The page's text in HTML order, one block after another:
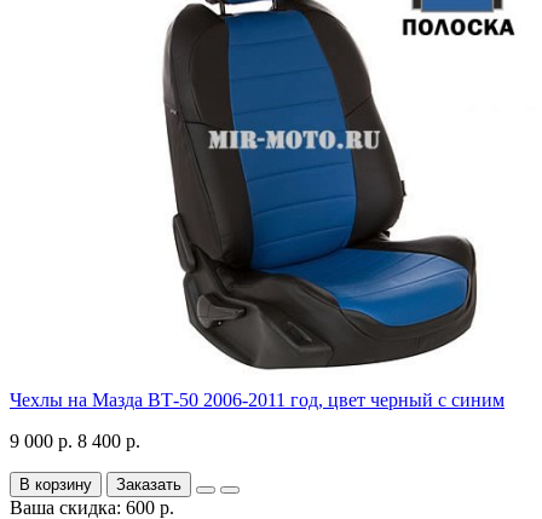
Чехлы на Мазда ВТ-50 2006-2011 год, цвет черный с синим
9 000 р. 8 400 р.
В корзину Заказать
Ваша скидка: 600 р.